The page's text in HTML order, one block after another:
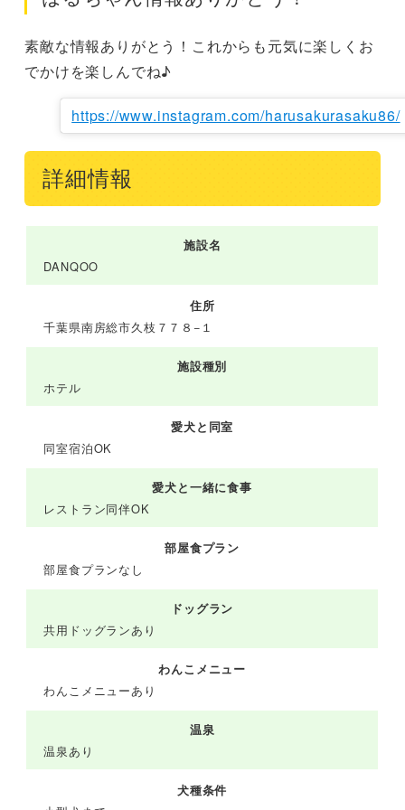
素敵な情報ありがとう！これからも元気に楽しくお
でかけを楽しんでね♪
https://www.instagram.com/harusakurasaku86/
詳細情報
施設名
DANQOO
住所
千葉県南房総市久枝７７８−１
施設種別
ホテル
愛犬と同室
同室宿泊OK
愛犬と一緒に食事
レストラン同伴OK
部屋食プラン
部屋食プランなし
ドッグラン
共用ドッグランあり
わんこメニュー
わんこメニューあり
温泉
温泉あり
犬種条件